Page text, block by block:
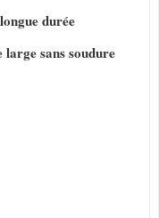
durée
sans soudure